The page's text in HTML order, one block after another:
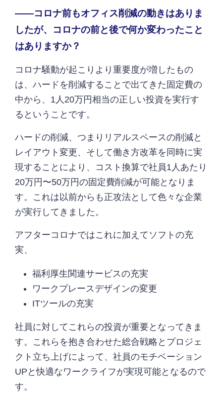
――コロナ前もオフィス削減の動きはありま
したが、コロナの前と後で何か変わったこと
はありますか？
コロナ騒動が起こりより重要度が増したもの
は、ハードを削減することで出てきた固定費の
中から、1人20万円相当の正しい投資を実行す
るということです。
ハードの削減、つまりリアルスペースの削減と
レイアウト変更、そして働き方改革を同時に実
現することにより、コスト換算で社員1人あたり
20万円〜50万円の固定費削減が可能となりま
す。これは以前からも正攻法として色々な企業
が実行してきました。
アフターコロナではこれに加えてソフトの充
実、
福利厚生関連サービスの充実
ワークプレースデザインの変更
ITツールの充実
社員に対してこれらの投資が重要となってきま
す。これらを抱き合わせた総合戦略とプロジェ
クト立ち上げによって、社員のモチベーション
UPと快適なワークライフが実現可能となるので
す。